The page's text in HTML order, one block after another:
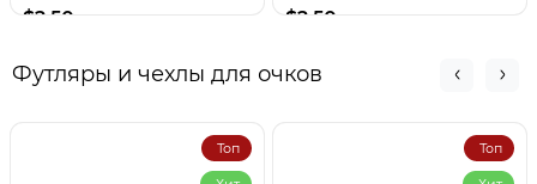
$2.50 $2.50
Футляры и чехлы для очков
Топ Топ